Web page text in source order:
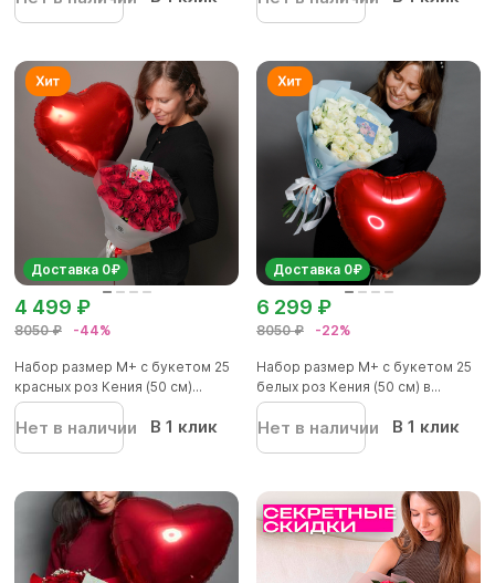
Доставка 0₽
8050 ₽ -44%
4 499 ₽
Набор размер М+ с букетом 25
красных роз Кения (50 см)...
Нет в наличии В 1 клик
Доставка 0₽
8050 ₽ -22%
6 299 ₽
Набор размер М+ с букетом 25
белых роз Кения (50 см) в...
Нет в наличии В 1 клик